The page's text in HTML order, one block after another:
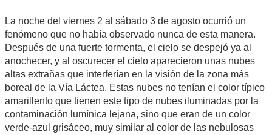
La noche del viernes 2 al sábado 3 de agosto ocurrió un
fenómeno que no había observado nunca de esta manera.
Después de una fuerte tormenta, el cielo se despejó ya al
anochecer, y al oscurecer el cielo aparecieron unas nubes
altas extrañas que interferían en la visión de la zona más
boreal de la Vía Láctea. Estas nubes no tenían el color típico
amarillento que tienen este tipo de nubes iluminadas por la
contaminación lumínica lejana, sino que eran de un color
verde-azul grisáceo, muy similar al color de las nebulosas